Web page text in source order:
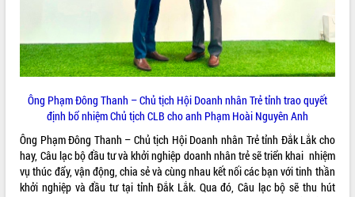
Ông Phạm Đông Thanh – Chủ tịch Hội Doanh nhân Trẻ tỉnh trao quyết
định bổ nhiệm Chủ tịch CLB cho anh Phạm Hoài Nguyên Anh
Ông Phạm Đông Thanh – Chủ tịch Hội Doanh nhân Trẻ tỉnh Đắk Lắk cho
hay, Câu lạc bộ đầu tư và khởi nghiệp doanh nhân trẻ sẽ triển khai nhiệm
vụ thúc đẩy, vận động, chia sẻ và cùng nhau kết nối các bạn với tinh thần
khởi nghiệp và đầu tư tại tỉnh Đắk Lắk. Qua đó, Câu lạc bộ sẽ thu hút